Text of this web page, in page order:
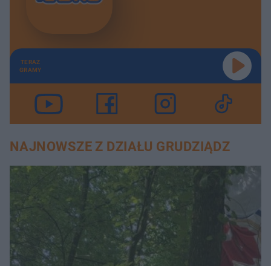
TERAZ
GRAMY
NAJNOWSZE Z DZIAŁU GRUDZIĄDZ